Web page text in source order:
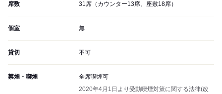
席数 31席（カウンター13席、座敷18席）
個室 無
貸切 不可
禁煙・喫煙
全席喫煙可
2020年4月1日より受動喫煙対策に関する法律(改